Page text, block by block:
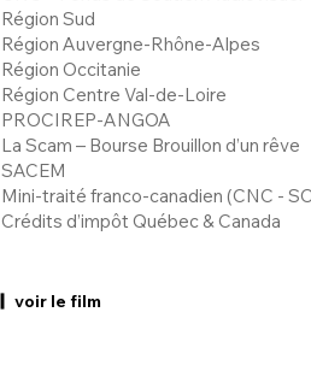
Région Sud
Région Auvergne-Rhône-Alpes
Région Occitanie
Région Centre Val-de-Loire
PROCIREP-ANGOA
La Scam – Bourse Brouillon d’un rêve
SACEM
Mini-traité franco-canadien (CNC -
Crédits d’impôt Québec & Canada
voir le film